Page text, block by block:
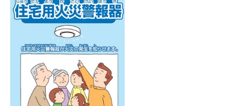
設計・デザイン
耐震・断熱
保証・アフターメンテナンス
セミオーダー住宅
会社概要
スタッフ紹介